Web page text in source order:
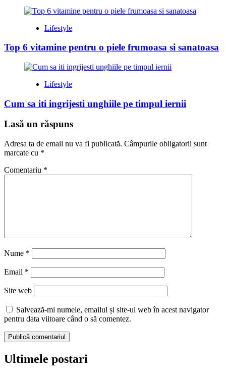
Lifestyle
Top 6 vitamine pentru o piele frumoasa si sanatoasa
Lifestyle
Cum sa iti ingrijesti unghiile pe timpul iernii
Lasă un răspuns
Adresa ta de email nu va fi publicată. Câmpurile obligatorii sunt
marcate cu *
Comentariu *
Nume *
Email *
Site web
Salvează-mi numele, emailul și site-ul web în acest navigator
pentru data viitoare când o să comentez.
Ultimele postari